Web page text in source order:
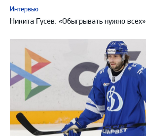
Интервью
Никита Гусев: «Обыгрывать нужно всех»